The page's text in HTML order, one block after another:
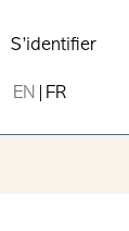
S’identifier
EN FR